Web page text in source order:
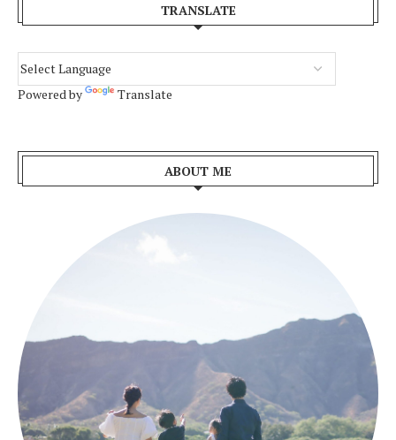
TRANSLATE
Powered by Translate
ABOUT ME